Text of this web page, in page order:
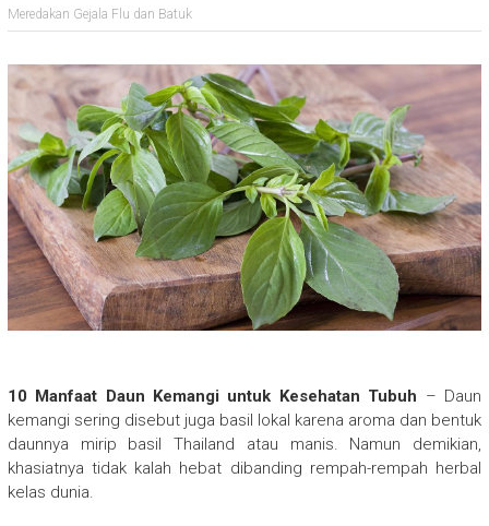
Meredakan Gejala Flu dan Batuk
10 Manfaat Daun Kemangi untuk Kesehatan Tubuh – Daun
kemangi sering disebut juga basil lokal karena aroma dan bentuk
daunnya mirip basil Thailand atau manis. Namun demikian,
khasiatnya tidak kalah hebat dibanding rempah-rempah herbal
kelas dunia.